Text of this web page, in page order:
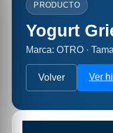
PRODUCTO
Yogurt
Marca: OTRO ·
Volver Ver